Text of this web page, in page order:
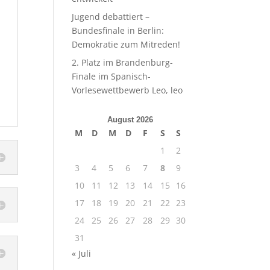
Jugend debattiert –
Bundesfinale in Berlin:
Demokratie zum Mitreden!
2. Platz im Brandenburg-
Finale im Spanisch-
Vorlesewettbewerb Leo, leo
August 2026
M D M D F S
S
1
2
3
4 5 6 7 8
9
10
11 12 13 14 15
16
17
18 19 20 21 22 23
24
25 26 27 28 29
30
31
« Juli